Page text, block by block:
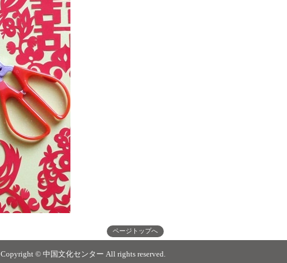
ページトップへ
Copyright © 中国文化センター All rights reserved.